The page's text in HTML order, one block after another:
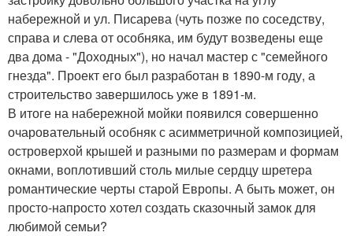
набережной и ул. Писарева (чуть позже по соседству,
справа и слева от особняка, им будут возведены еще
два дома - "Доходных"), но начал мастер с "семейного
гнезда". Проект его был разработан в 1890-м году, а
строительство завершилось уже в 1891-м.
В итоге на набережной мойки появился совершенно
очаровательный особняк с асимметричной композицией,
островерхой крышей и разными по размерам и формам
окнами, воплотивший столь милые сердцу шретера
романтические черты старой Европы. А быть может, он
просто-напросто хотел создать сказочный замок для
любимой семьи?